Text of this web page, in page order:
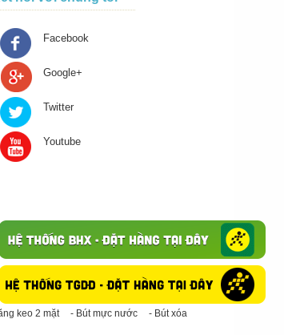
Facebook
Google+
Twitter
Youtube
Giấy in A4
- Băng keo trong - Băng keo đục
- Giấy in A3 - Giấy vệ sinh
- Keo Silicone
keo 2 mặt - Bút mực nước - Bút xóa